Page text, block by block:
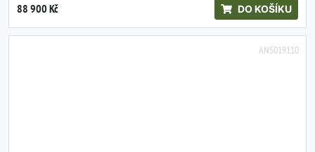
88 900 Kč DO KOŠÍKU
ANS019110